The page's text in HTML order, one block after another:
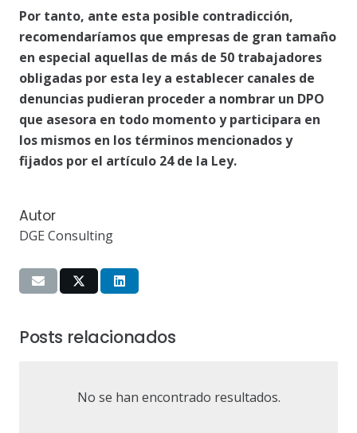
Por tanto, ante esta posible contradicción,
recomendaríamos que empresas de gran tamaño
en especial aquellas de más de 50 trabajadores
obligadas por esta ley a establecer canales de
denuncias pudieran proceder a nombrar un DPO
que asesora en todo momento y participara en
los mismos en los términos mencionados y
fijados por el artículo 24 de la Ley.
Autor
DGE Consulting
Posts relacionados
No se han encontrado resultados.